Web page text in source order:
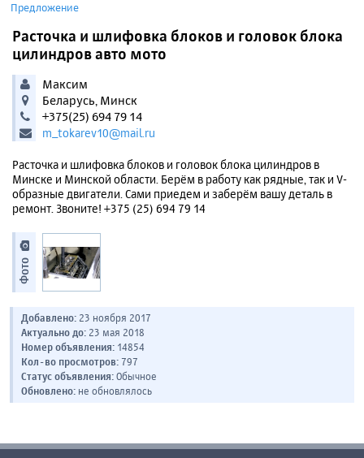
Предложение
Расточка и шлифовка блоков и головок блока
цилиндров авто мото
Максим
Беларусь, Минск
+375(25) 694 79 14
m_tokarev10@mail.ru
Расточка и шлифовка блоков и головок блока цилиндров в
Минске и Минской области. Берём в работу как рядные, так и V-
образные двигатели. Сами приедем и заберём вашу деталь в
ремонт. Звоните! +375 (25) 694 79 14
Фото
Добавлено: 23 ноября 2017
Актуально до: 23 мая 2018
Номер объявления: 14854
Кол-во просмотров: 797
Статус объявления: Обычное
Обновлено: не обновлялось